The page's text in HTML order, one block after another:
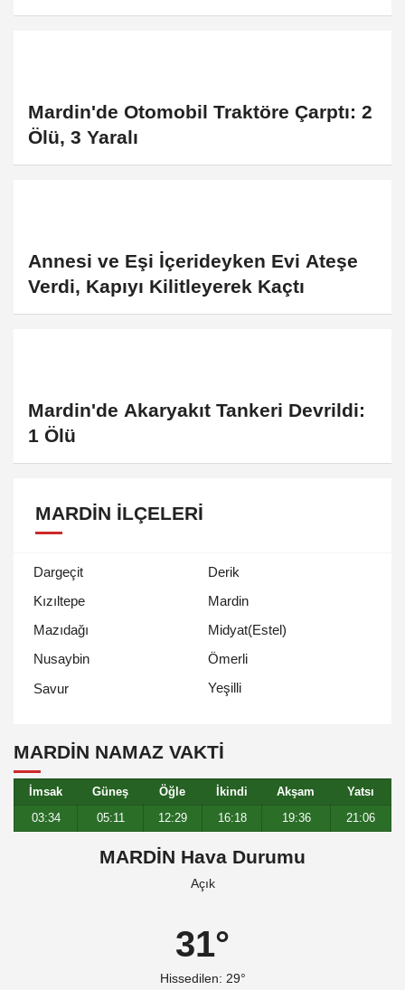
Mardin'de Otomobil Traktöre Çarptı: 2
Ölü, 3 Yaralı
Annesi ve Eşi İçerideyken Evi Ateşe
Verdi, Kapıyı Kilitleyerek Kaçtı
Mardin'de Akaryakıt Tankeri Devrildi:
1 Ölü
MARDIN İLÇELERI
Dargeçit
Derik
Kızıltepe
Mardin
Mazıdağı
Midyat(Estel)
Nusaybin
Ömerli
Savur
Yeşilli
MARDIN NAMAZ VAKTİ
İmsak Güneş Öğle İkindi Akşam
Yatsı
03:34
05:11 12:29 16:18 19:36 21:06
MARDİN Hava Durumu
Açık
31°
Hissedilen: 29°